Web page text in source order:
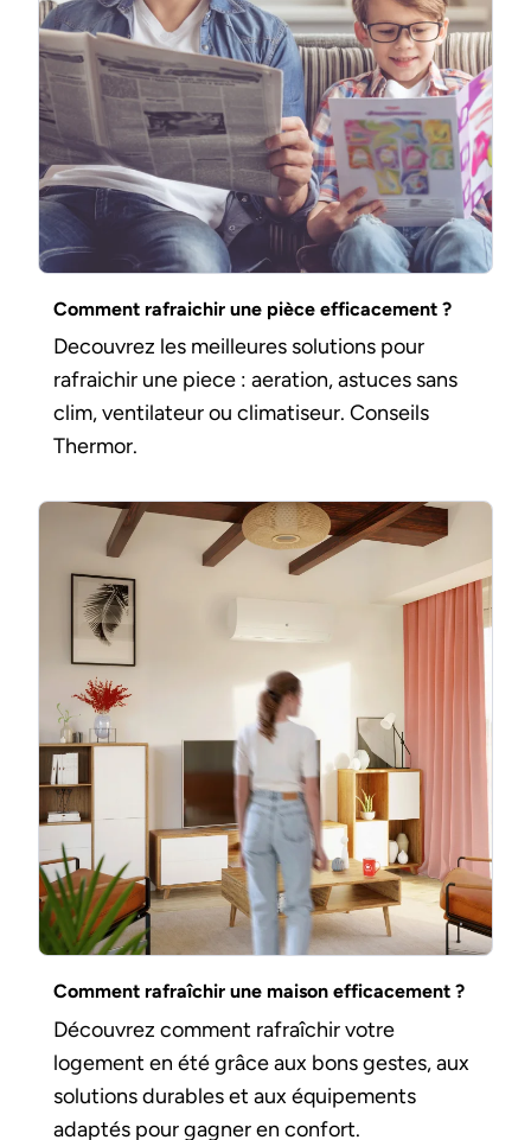
Comment rafraichir une pièce efficacement ?
Decouvrez les meilleures solutions pour
rafraichir une piece : aeration, astuces sans
clim, ventilateur ou climatiseur. Conseils
Thermor.
Comment rafraîchir une maison efficacement ?
Découvrez comment rafraîchir votre
logement en été grâce aux bons gestes, aux
solutions durables et aux équipements
adaptés pour gagner en confort.